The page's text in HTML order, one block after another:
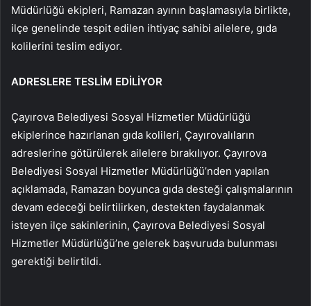
Müdürlüğü ekipleri, Ramazan ayının başlamasıyla birlikte,
ilçe genelinde tespit edilen ihtiyaç sahibi ailelere, gıda
kolilerini teslim ediyor.
ADRESLERE TESLİM EDİLİYOR
Çayırova Belediyesi Sosyal Hizmetler Müdürlüğü
ekiplerince hazırlanan gıda kolileri, Çayırovalıların
adreslerine götürülerek ailelere bırakılıyor. Çayırova
Belediyesi Sosyal Hizmetler Müdürlüğü’nden yapılan
açıklamada, Ramazan boyunca gıda desteği çalışmalarının
devam edeceği belirtilirken, destekten faydalanmak
isteyen ilçe sakinlerinin, Çayırova Belediyesi Sosyal
Hizmetler Müdürlüğü’ne gelerek başvuruda bulunması
gerektiği belirtildi.